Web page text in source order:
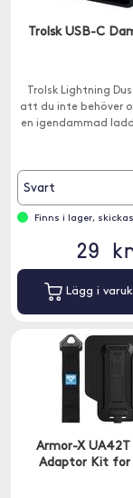
Trolsk USB-C
Trolsk Lightning
att du inte behöver
en igendammad
Svart
Finns i lager,
29 kr
Lägg i
Armor-X UA42T
Adaptor Kit for